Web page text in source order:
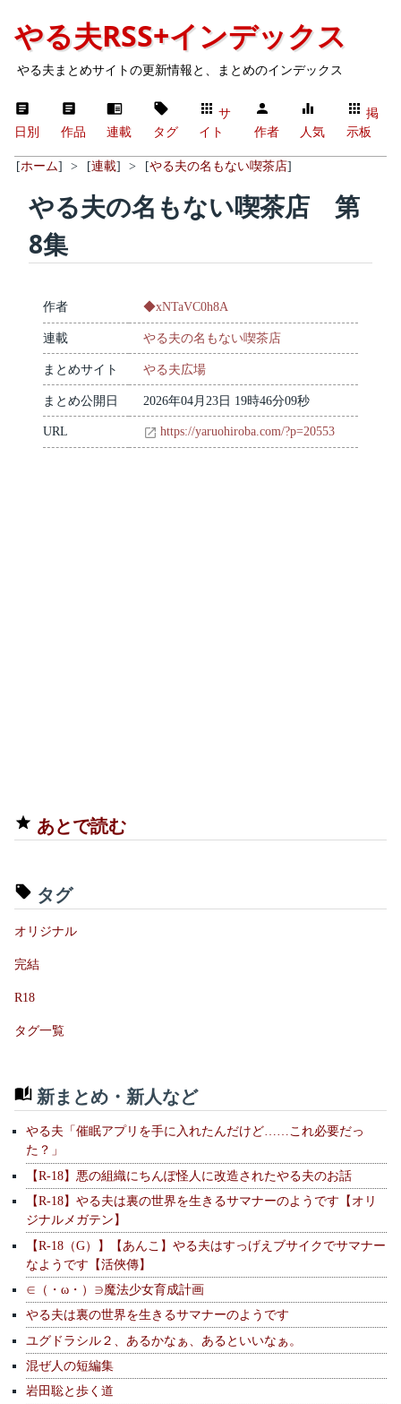
やる夫RSS+インデックス
やる夫まとめサイトの更新情報と、まとめのインデックス
日別 作品 連載 タグ
サ
イト
作者 人気
掲
示板
[ホーム] > [連載] > [やる夫の名もない喫茶店]
やる夫の名もない喫茶店 第
8集
作者 ◆xNTaVC0h8A
連載 やる夫の名もない喫茶店
まとめサイト やる夫広場
まとめ公開日 2026年04月23日 19時46分09秒
URL https://yaruohiroba.com/?p=20553
あとで読む
タグ
オリジナル
完結
R18
タグ一覧
新まとめ・新人など
やる夫「催眠アプリを手に入れたんだけど……これ必要だっ
た？」
【R-18】悪の組織にちんぽ怪人に改造されたやる夫のお話
【R-18】やる夫は裏の世界を生きるサマナーのようです【オリ
ジナルメガテン】
【R-18（G）】【あんこ】やる夫はすっげえブサイクでサマナー
なようです【活俠傳】
∈（・ω・）∋魔法少女育成計画
やる夫は裏の世界を生きるサマナーのようです
ユグドラシル２、あるかなぁ、あるといいなぁ。
混ぜ人の短編集
岩田聡と歩く道